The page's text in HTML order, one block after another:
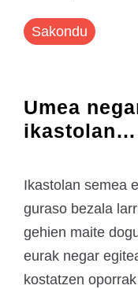
Sakondu
Umea
ikastolan…
Ikastolan semea
guraso bezala
gehien maite
eurak negar
kostatzen